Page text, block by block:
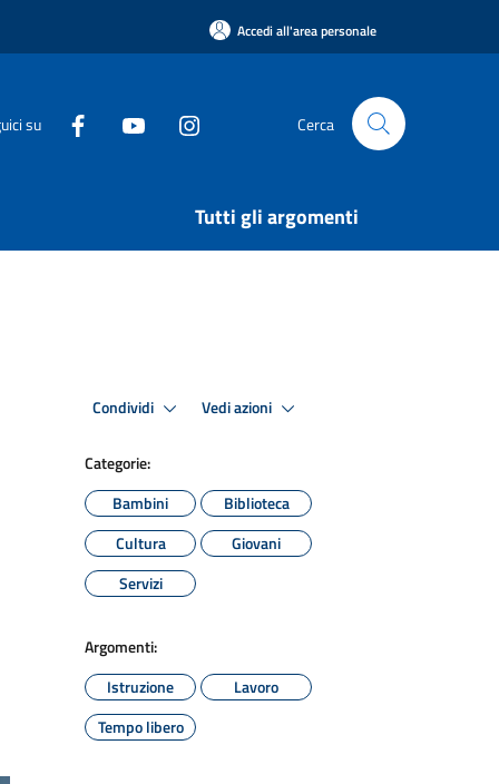
Accedi all'area personale
su Cerca
Tutti gli argomenti
Condividi Vedi azioni
Categorie:
Bambini
Biblioteca
Cultura
Giovani
Servizi
Argomenti:
Istruzione
Lavoro
Tempo libero